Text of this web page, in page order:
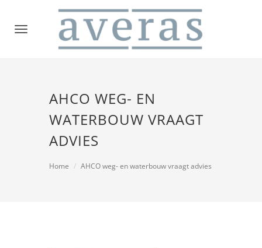
Toggle
navigation
AHCO WEG- EN
WATERBOUW VRAAGT
ADVIES
Home AHCO weg- en waterbouw vraagt advies